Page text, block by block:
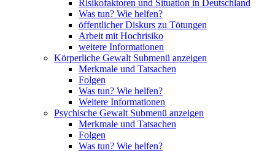
Risikofaktoren und Situation in Deutschland
Was tun? Wie helfen?
öffentlicher Diskurs zu Tötungen
Arbeit mit Hochrisiko
weitere Informationen
Körperliche Gewalt Submenü anzeigen
Merkmale und Tatsachen
Folgen
Was tun? Wie helfen?
Weitere Informationen
Psychische Gewalt Submenü anzeigen
Merkmale und Tatsachen
Folgen
Was tun? Wie helfen?